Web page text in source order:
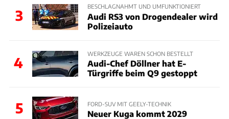
3
BESCHLAGNAHMT UND UMFUNKTIONIERT
Audi RS3 von Drogendealer wird
Polizeiauto
4
WERKZEUGE WAREN SCHON BESTELLT
Audi-Chef Döllner hat E-
Türgriffe beim Q9 gestoppt
5 FORD-SUV MIT GEELY-TECHNIK
Neuer Kuga kommt 2029